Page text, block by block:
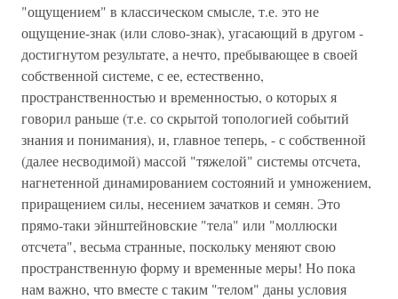
"ощущением" в классическом смысле, т.е. это не
ощущение-знак (или слово-знак), угасающий в другом -
достигнутом результате, а нечто, пребывающее в своей
собственной системе, с ее, естественно,
пространственностью и временностью, о которых я
говорил раньше (т.е. со скрытой топологией событий
знания и понимания), и, главное теперь, - с собственной
(далее несводимой) массой "тяжелой" системы отсчета,
нагнетенной динамированием состояний и умножением,
приращением силы, несением зачатков и семян. Это
прямо-таки эйнштейновские "тела" или "моллюски
отсчета", весьма странные, поскольку меняют свою
пространственную форму и временные меры! Но пока
нам важно, что вместе с таким "телом" даны условия